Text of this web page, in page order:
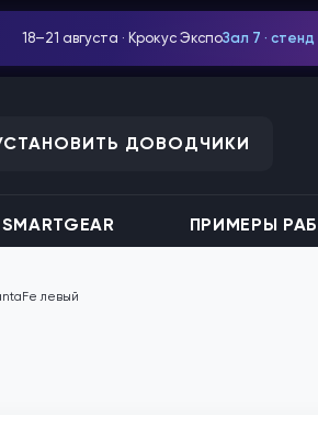
18–21 августа · Крокус ЭкспоЗал 7 ·
ПРИМЕРЫ
ДОВОДЧИКИ
левый